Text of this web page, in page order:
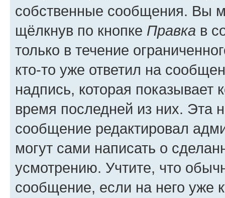
собственные сообщения. Вы
щёлкнув по кнопке Правка в
только в течение
кто-то уже ответил на
надпись, которая показывает
время последней из них. Эта
сообщение редактировал
могут сами написать о
усмотрению. Учтите, что
сообщение, если на него уже